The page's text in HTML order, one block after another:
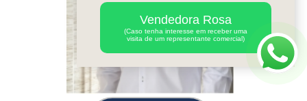
Vendedora Rosa
(Caso tenha interesse em receber uma
visita de um representante comercial)